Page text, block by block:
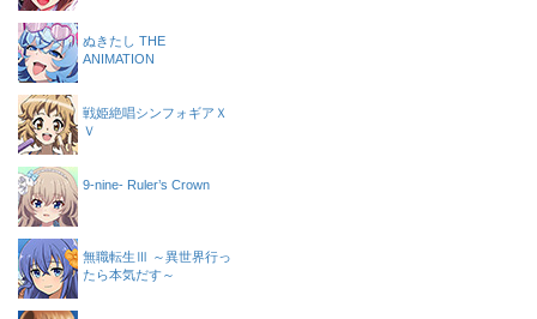
ぬきたし THE
ANIMATION
戦姫絶唱シンフォギアＸ
Ｖ
9-nine- Ruler’s Crown
無職転生Ⅲ ～異世界行っ
たら本気だす～